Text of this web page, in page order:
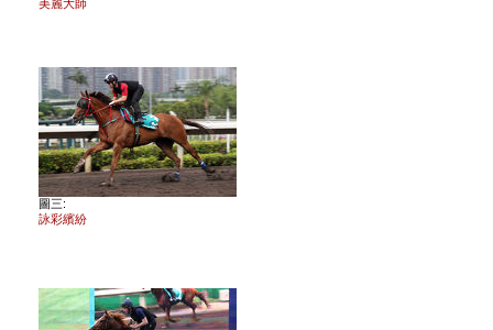
美麗大師
圖三:
詠彩繽紛